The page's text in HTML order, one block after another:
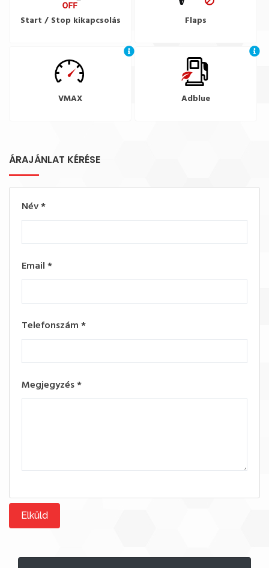
Start / Stop kikapcsolás Flaps
VMAX Adblue
ÁRAJÁNLAT KÉRÉSE
Név*
Email*
Telefonszám*
Megjegyzés*
Elküld